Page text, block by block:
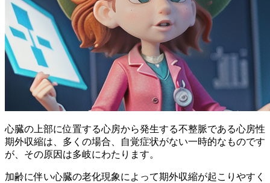
心臓の上部に位置する心房から発生する不整脈である心房性
期外収縮は、多くの場合、自覚症状がない一時的なものです
が、その原因は多岐にわたります。
加齢に伴い心臓の老化現象によって期外収縮が起こりやすく